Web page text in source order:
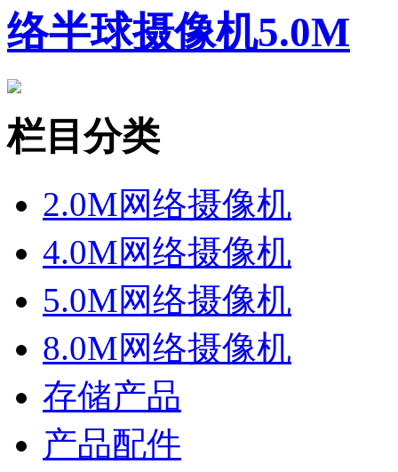
络半球摄像机5.0M
栏目分类
2.0M网络摄像机
4.0M网络摄像机
5.0M网络摄像机
8.0M网络摄像机
存储产品
产品配件